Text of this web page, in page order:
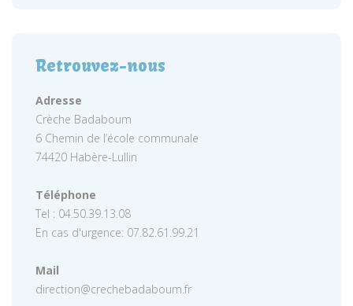
Retrouvez-nous
Adresse
Crèche Badaboum
6 Chemin de l’école communale
74420 Habère-Lullin
Téléphone
Tel : 04.50.39.13.08
En cas d'urgence: 07.82.61.99.21
Mail
direction@crechebadaboum.fr